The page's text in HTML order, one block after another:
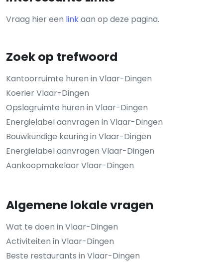
Vraag hier een linkaan op deze pagina.
Zoek op trefwoord
Kantoorruimte huren in Vlaar-Dingen
Koerier Vlaar-Dingen
Opslagruimte huren in Vlaar-Dingen
Energielabel aanvragen in Vlaar-Dingen
Bouwkundige keuring in Vlaar-Dingen
Energielabel aanvragen Vlaar-Dingen
Aankoopmakelaar Vlaar-Dingen
Algemene lokale vragen
Wat te doen in Vlaar-Dingen
Activiteiten in Vlaar-Dingen
Beste restaurants in Vlaar-Dingen